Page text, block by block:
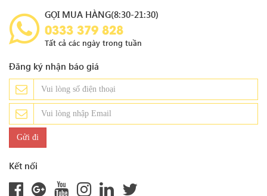
GỌI MUA HÀNG(8:30-21:30)
0333 379 828
Tất cả các ngày trong tuần
Đăng ký nhận báo giá
Kết nối